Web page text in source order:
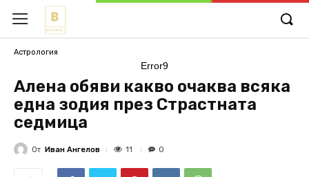
Астрология
Error9
Алена обяви какво очаква всяка
една зодия през Страстната
седмица
От Иван Ангелов 11 0